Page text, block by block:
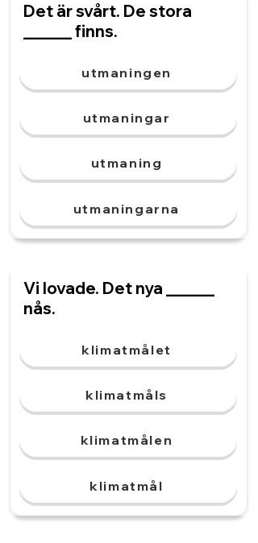
Det är svårt. De stora
______ finns.
utmaningen
utmaningar
utmaning
utmaningarna
Vi lovade. Det nya ______
nås.
klimatmålet
klimatmåls
klimatmålen
klimatmål